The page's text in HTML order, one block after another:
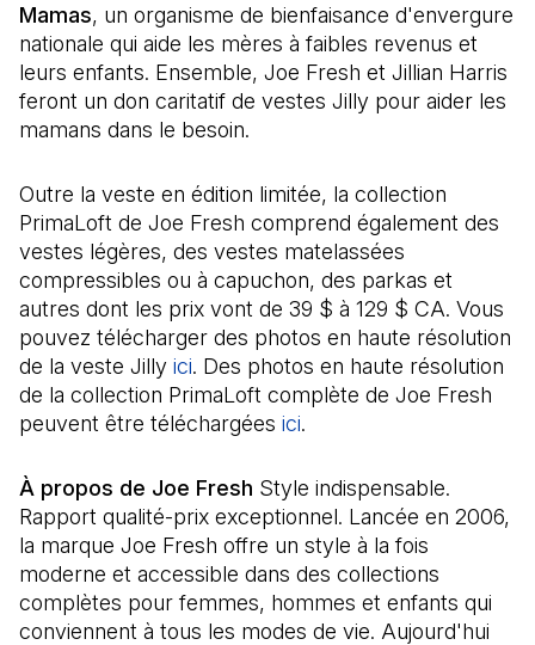
Mamas, un organisme de bienfaisance d'envergure
nationale qui aide les mères à faibles revenus et
leurs enfants. Ensemble, Joe Fresh et Jillian Harris
feront un don caritatif de vestes Jilly pour aider les
mamans dans le besoin.
Outre la veste en édition limitée, la collection
PrimaLoft de Joe Fresh comprend également des
vestes légères, des vestes matelassées
compressibles ou à capuchon, des parkas et
autres dont les prix vont de 39 $ à 129 $ CA. Vous
pouvez télécharger des photos en haute résolution
de la veste Jilly ici(Il s'ouvre dans un nouvel onglet)
. Des photos en haute résolution
de la collection PrimaLoft complète de Joe Fresh
peuvent être téléchargées ici(Il s'ouvre dans un
.
À propos de Joe Fresh Style indispensable.
Rapport qualité-prix exceptionnel. Lancée en 2006,
la marque Joe Fresh offre un style à la fois
moderne et accessible dans des collections
complètes pour femmes, hommes et enfants qui
conviennent à tous les modes de vie. Aujourd'hui